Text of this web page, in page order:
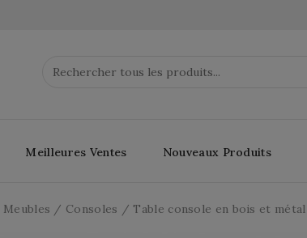
Meilleures Ventes Nouveaux Produits
Meubles Consoles Table console en bois et métal